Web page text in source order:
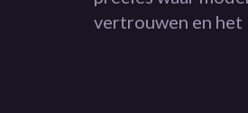
vertrouwen en het